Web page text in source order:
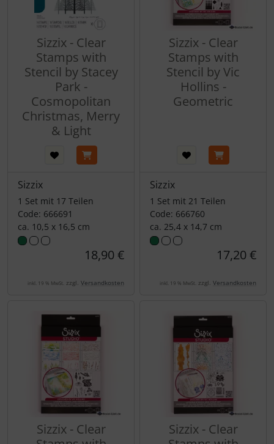
Sizzix - Clear
Stamps with
Stencil by Stacey
Park -
Cosmopolitan
Christmas, Merry
& Light
Sizzix
1 Set mit 17 Teilen
Code: 666691
ca. 10,5 x 16,5 cm
18,90 €
inkl. 19 % MwSt. zzgl. Versandkosten
Sizzix - Clear
Stamps with
Stencil by Vic
Hollins -
Geometric
Sizzix
1 Set mit 21 Teilen
Code: 666760
ca. 25,4 x 14,7 cm
17,20 €
inkl. 19 % MwSt. zzgl. Versandkosten
Sizzix - Clear
Sizzix - Clear